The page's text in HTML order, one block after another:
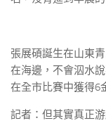
張展碩誕生在山東
在海邊，不會泅水
在全市比賽中獲得6
記者：但其實真正